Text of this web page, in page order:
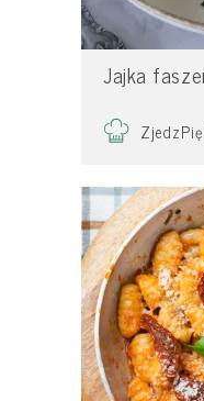
Jajka